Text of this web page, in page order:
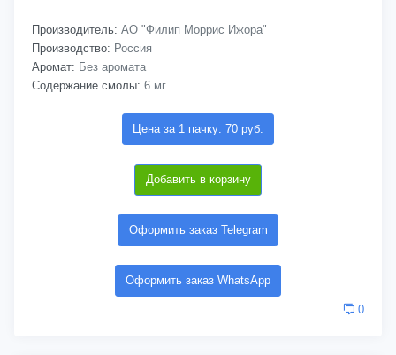
Производитель: АО "Филип Моррис Ижора"
Производство: Россия
Аромат: Без аромата
Содержание смолы: 6 мг
Цена за 1 пачку: 70 руб.
Добавить в корзину
Оформить заказ Telegram
Оформить заказ WhatsApp
0